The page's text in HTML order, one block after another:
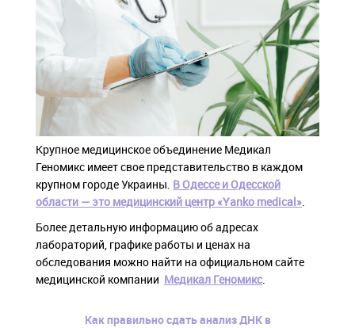
Крупное медицинское объединение Медикал
Геномикс имеет свое представительство в каждом
крупном городе Украины. В Одессе и Одесской
области — это медицинский центр «Yanko medical»
Более детальную информацию об адресах
лабораторий, графике работы и ценах на
обследования можно найти на официальном сайте
медицинской компании Медикал Геномикс
Как правильно сдать анализ ДНК в